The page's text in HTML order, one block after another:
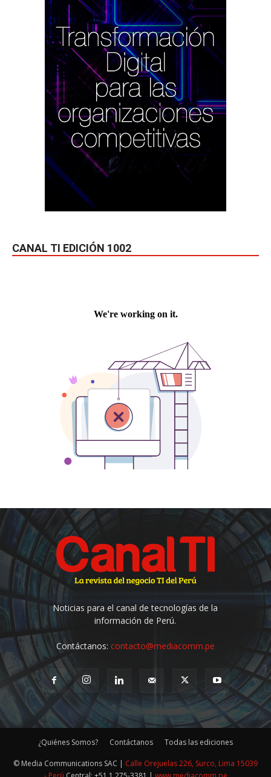
CANAL TI EDICIÓN 1002
Noticias para el canal de tecnologías de la
información de Perú.
Contáctanos: contacto@mediacomm.pe
¿Quiénes Somos? Contáctanos Todas las ediciones
© Media Communications SAC | Calle Orejuelas 226, Surco, Lima 15039